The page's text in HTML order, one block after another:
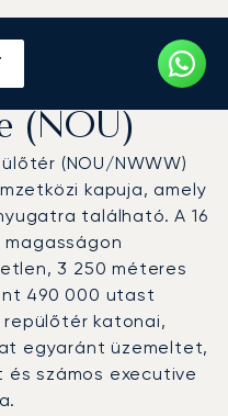
bérlése a
(NOU)
(NOU/NWWW)
kapuja, amely
található. A 16
3 250 méteres
490 000 utast
katonai,
egyaránt üzemeltet,
számos executive